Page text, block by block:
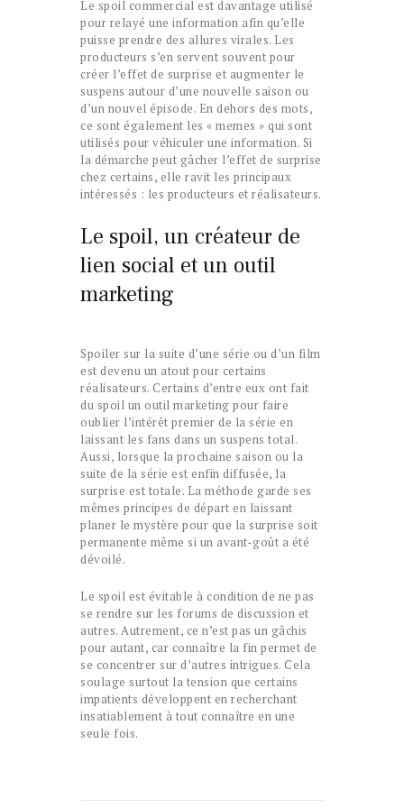
Le spoil commercial est davantage utilisé
pour relayé une information afin qu’elle
puisse prendre des allures virales. Les
producteurs s’en servent souvent pour
créer l’effet de surprise et augmenter le
suspens autour d’une nouvelle saison ou
d’un nouvel épisode. En dehors des mots,
ce sont également les « memes » qui sont
utilisés pour véhiculer une information. Si
la démarche peut gâcher l’effet de surprise
chez certains, elle ravit les principaux
intéressés : les producteurs et réalisateurs.
Le spoil, un créateur de
lien social et un outil
marketing
Spoiler sur la suite d’une série ou d’un film
est devenu un atout pour certains
réalisateurs. Certains d’entre eux ont fait
du spoil un outil marketing pour faire
oublier l’intérêt premier de la série en
laissant les fans dans un suspens total.
Aussi, lorsque la prochaine saison ou la
suite de la série est enfin diffusée, la
surprise est totale. La méthode garde ses
mêmes principes de départ en laissant
planer le mystère pour que la surprise soit
permanente même si un avant-goût a été
dévoilé.
Le spoil est évitable à condition de ne pas
se rendre sur les forums de discussion et
autres. Autrement, ce n’est pas un gâchis
pour autant, car connaître la fin permet de
se concentrer sur d’autres intrigues. Cela
soulage surtout la tension que certains
impatients développent en recherchant
insatiablement à tout connaître en une
seule fois.